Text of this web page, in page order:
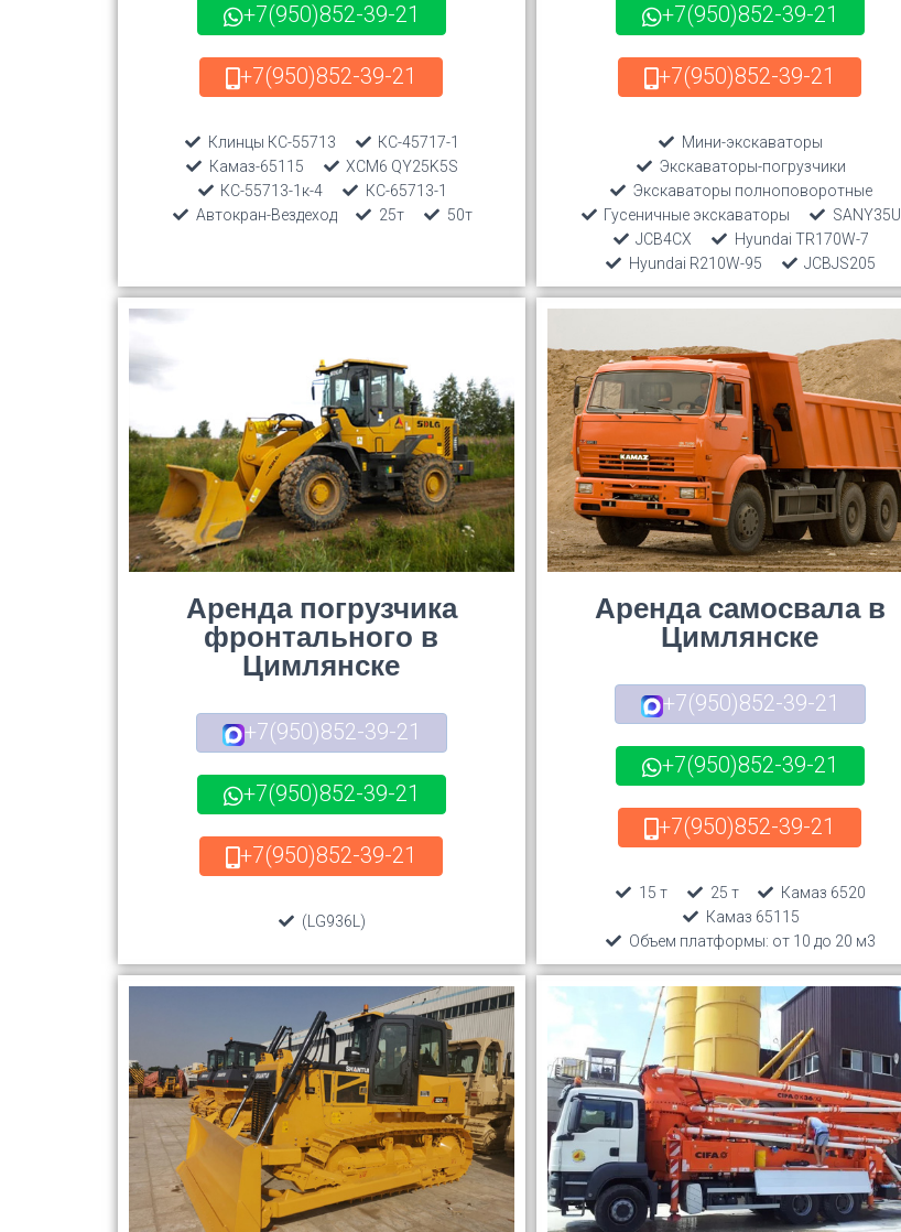
+7(950)852-39-21
+7(950)852-39-21
Клинцы КС-55713
КС-45717-1
Камаз-65115
ХСМ6 QY25K5S
КС-55713-1к-4
КС-65713-1
Автокран-Вездеход
25т 50т
+7(950)852-39-21
+7(950)852-39-21
Мини-экскаваторы
Экскаваторы-погрузчики
Экскаваторы полноповоротные
Гусеничные экскаваторы
SANY35U
JCB4CX
Hyundai TR170W-7
Hyundai R210W-95
JCBJS205
Аренда погрузчика
фронтального в
Цимлянске
+7(950)852-39-21
+7(950)852-39-21
+7(950)852-39-21
(LG936L)
Аренда самосвала в
Цимлянске
+7(950)852-39-21
+7(950)852-39-21
+7(950)852-39-21
15 т 25 т
Камаз 6520
Камаз 65115
Объем платформы: от 10 до 20 м3